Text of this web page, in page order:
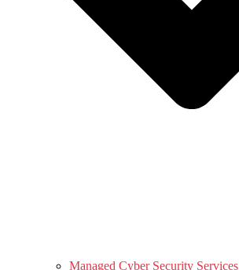
Managed Cyber Security Services